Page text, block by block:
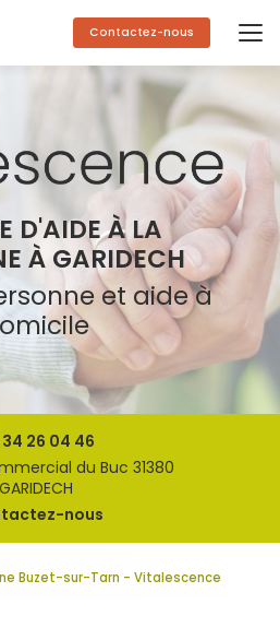
Contactez-nous
D'AIDE À LA
À GARIDECH
et aide à
26 04 46
du Buc 31380
GARIDECH
nous
Buzet-sur-Tarn - Vitalescence